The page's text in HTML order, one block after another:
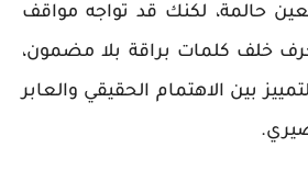
حالمة، لكنك قد تواجه مواقف
خلف كلمات براقة بلا مضمون،
بين الاهتمام الحقيقي والعابر